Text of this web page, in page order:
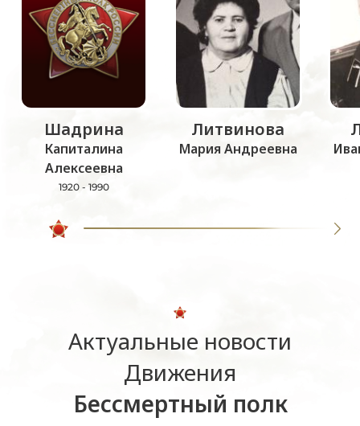
Шадрина
Капиталина
Алексеевна
1920 - 1990
Литвинова
Мария Андреевна
Актуальные новости
Движения
Бессмертный полк